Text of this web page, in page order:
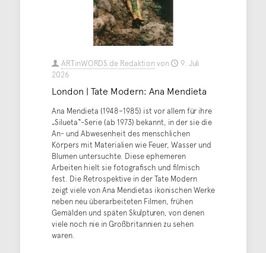
ARTinWORDS.de Redaktionvon
9. Juli
2026
London | Tate Modern: Ana Mendieta
Ana Mendieta (1948–1985) ist vor allem für ihre
„Silueta“-Serie (ab 1973) bekannt, in der sie die
An- und Abwesenheit des menschlichen
Körpers mit Materialien wie Feuer, Wasser und
Blumen untersuchte. Diese ephemeren
Arbeiten hielt sie fotografisch und filmisch
fest. Die Retrospektive in der Tate Modern
zeigt viele von Ana Mendietas ikonischen Werke
neben neu überarbeiteten Filmen, frühen
Gemälden und späten Skulpturen, von denen
viele noch nie in Großbritannien zu sehen
waren.